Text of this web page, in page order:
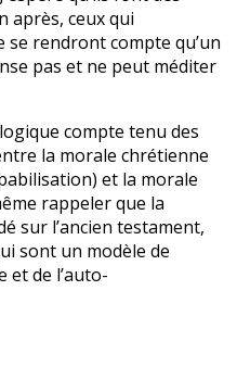
après, ceux qui
rendront compte qu’un
pas et ne peut méditer
compte tenu des
la morale chrétienne
et la morale
rappeler que la
sur l’ancien testament,
sont un modèle de
et de l’auto-